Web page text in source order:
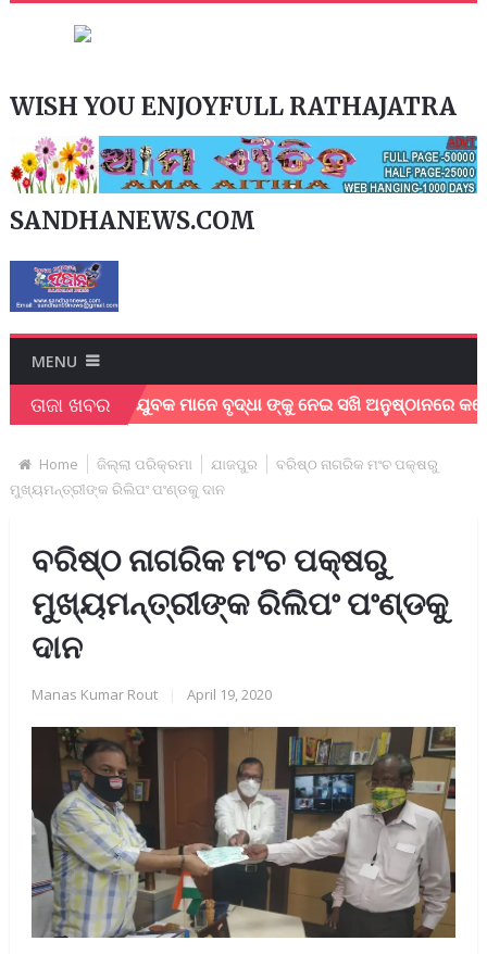
WISH YOU ENJOYFULL RATHAJATRA
SANDHANEWS.COM
MENU
ତାଜା ଖବରଯୁବକ ମାନେ ବୃଦ୍ଧା ଙ୍କୁ ନେଇ ସଖି ଅନୁଷ୍ଠାନରେ କଲେ
Home ଜିଲ୍ଲା ପରିକ୍ରମା ଯାଜପୁର
ବରିଷ୍ଠ ନାଗରିକ ମଂଚ ପକ୍ଷରୁ
ମୁଖ୍ୟମନ୍ତ୍ରୀଙ୍କ ରିଲିପଂ ପଂଣ୍ଡକୁ ଦାନ
ବରିଷ୍ଠ ନାଗରିକ ମଂଚ ପକ୍ଷରୁ
ମୁଖ୍ୟମନ୍ତ୍ରୀଙ୍କ ରିଲିପଂ ପଂଣ୍ଡକୁ
ଦାନ
Manas Kumar Rout April 19, 2020